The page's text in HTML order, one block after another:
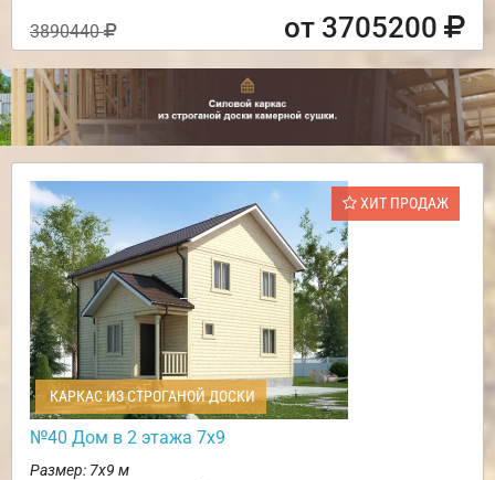
3890440 от 3705200
ХИТ ПРОДАЖ
КАРКАС ИЗ СТРОГАНОЙ ДОСКИ
№40 Дом в 2 этажа 7х9
Размер: 7х9 м